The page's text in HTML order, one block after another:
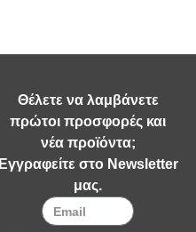
Θέλετε να λαμβάνετε
πρώτοι προσφορές και
νέα προϊόντα;
Εγγραφείτε στο Newsletter
μας.